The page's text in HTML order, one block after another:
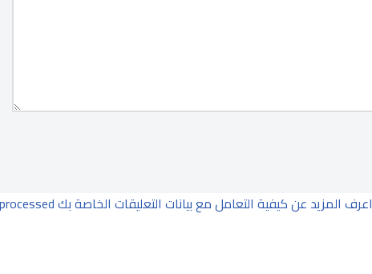
اعرف المزيد عن كيفية التعامل مع بيانات التعليقات الخاصة بك processed